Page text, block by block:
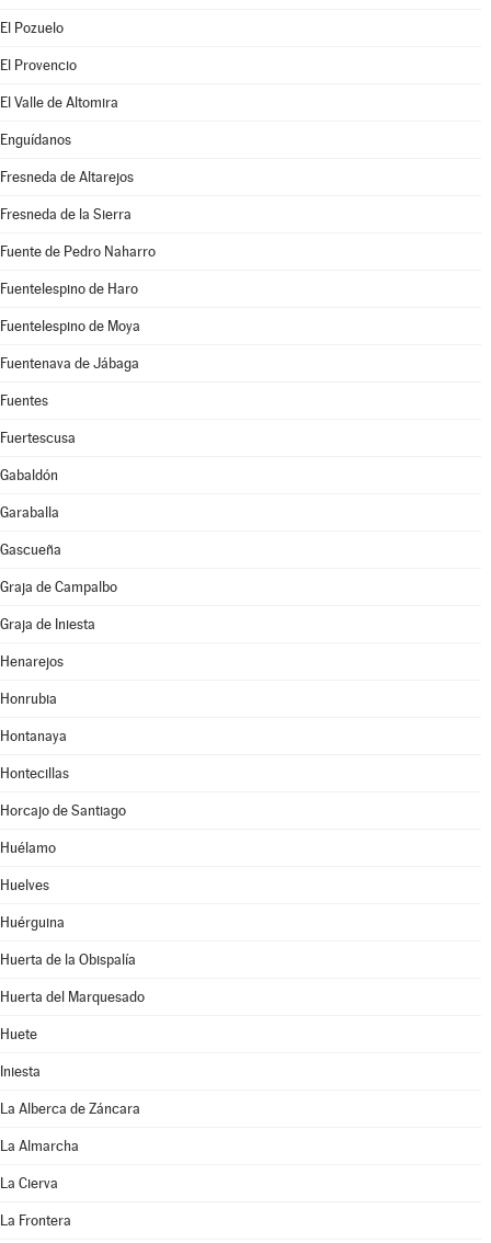
El Pozuelo
El Provencio
El Valle de Altomira
Enguídanos
Fresneda de Altarejos
Fresneda de la Sierra
Fuente de Pedro Naharro
Fuentelespino de Haro
Fuentelespino de Moya
Fuentenava de Jábaga
Fuentes
Fuertescusa
Gabaldón
Garaballa
Gascueña
Graja de Campalbo
Graja de Iniesta
Henarejos
Honrubia
Hontanaya
Hontecillas
Horcajo de Santiago
Huélamo
Huelves
Huérguina
Huerta de la Obispalía
Huerta del Marquesado
Huete
Iniesta
La Alberca de Záncara
La Almarcha
La Cierva
La Frontera